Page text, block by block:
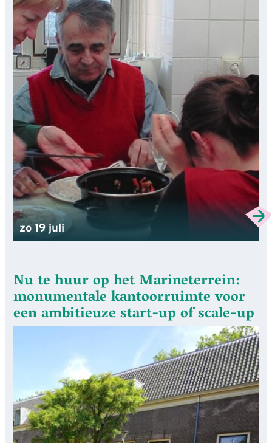
zo 19 juli
Nu te huur op het Marineterrein:
monumentale kantoorruimte voor
een ambitieuze start-up of scale-up